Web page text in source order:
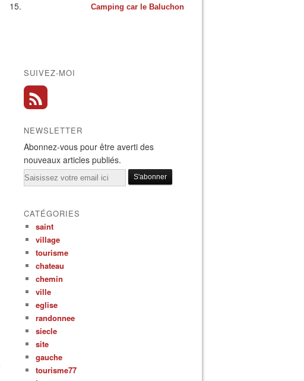
Camping car le Baluchon
SUIVEZ-MOI
NEWSLETTER
Abonnez-vous pour être averti des
nouveaux articles publiés.
Email
CATÉGORIES
saint
village
tourisme
chateau
chemin
ville
eglise
randonnee
siecle
site
gauche
tourisme77